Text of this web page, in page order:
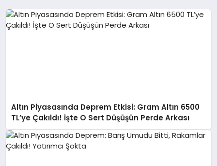
Altın Piyasasında Deprem Etkisi: Gram Altın 6500
TL’ye Çakıldı! İşte O Sert Düşüşün Perde Arkası